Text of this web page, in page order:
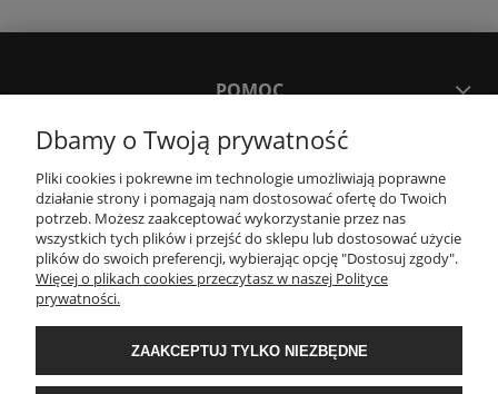
POMOC
MOJE KONTO
PŁATNOŚCI I DOSTAWA
KONTAKT
Wyposażenie łazienek Łazienki.eco | Pawła 23, 41-708 Ruda Śląska | E-mail:
sklep@lazienki.eco | Tel.: 600 012 164 lub 600 012 159 | TGS Przemysław
Dbamy o Twoją prywatność
Pliki cookies i pokrewne im technologie umożliwiają poprawne
działanie strony i pomagają nam dostosować ofertę do Twoich
potrzeb. Możesz zaakceptować wykorzystanie przez nas
wszystkich tych plików i przejść do sklepu lub dostosować użycie
plików do swoich preferencji, wybierając opcję "Dostosuj zgody".
Więcej o plikach cookies przeczytasz w naszej Polityce
prywatności.
ZAAKCEPTUJ TYLKO NIEZBĘDNE